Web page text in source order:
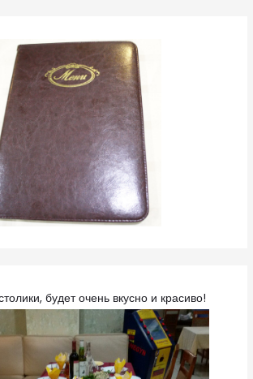
будет очень вкусно и красиво!